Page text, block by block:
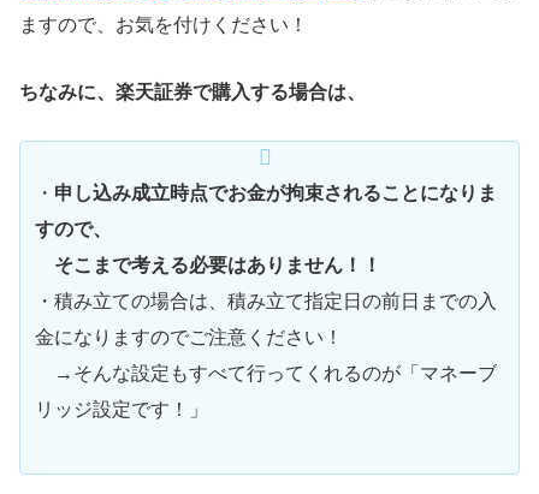
ますので、お気を付けください！
ちなみに、楽天証券で購入する場合は、
・ 申し込み成立時点でお金が拘束されることになりま
すので、
そこまで考える必要はありません！！
・積み立ての場合は、積み立て指定日の前日までの入
金になりますのでご注意ください！
→そんな設定もすべて行ってくれるのが「マネーブ
リッジ設定です！」